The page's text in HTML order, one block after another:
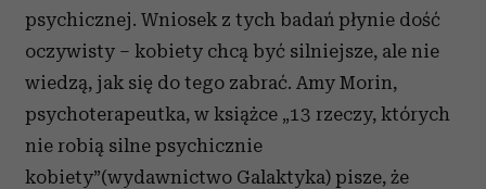
psychicznej. Wniosek z tych badań płynie dość
oczywisty – kobiety chcą być silniejsze, ale nie
wiedzą, jak się do tego zabrać. Amy Morin,
psychoterapeutka, w książce „13 rzeczy, których
nie robią silne psychicznie
kobiety”(wydawnictwo Galaktyka) pisze, że